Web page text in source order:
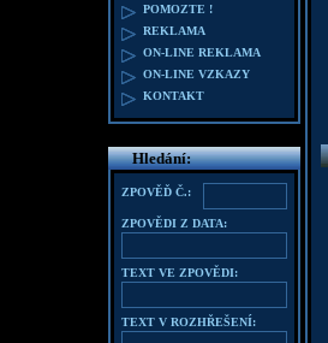
POMOZTE !
REKLAMA
ON-LINE REKLAMA
ON-LINE VZKAZY
KONTAKT
Hledání:
ZPOVĚĎ Č.:
ZPOVĚDI Z DATA:
TEXT VE ZPOVĚDI:
TEXT V ROZHŘEŠENÍ: